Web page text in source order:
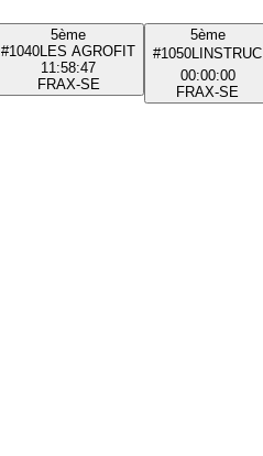
5ème
#1040 LES AGROFIT
11:58:47
FRAX-SE
5ème
#1050 LINSTRUC
00:00:00
FRAX-SE